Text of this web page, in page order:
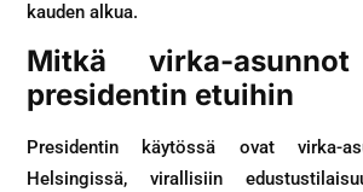
kauden alkua.
Mitkä virka-
presidentin etuihin
Presidentin käytössä ovat virka-
Helsingissä, virallisiin